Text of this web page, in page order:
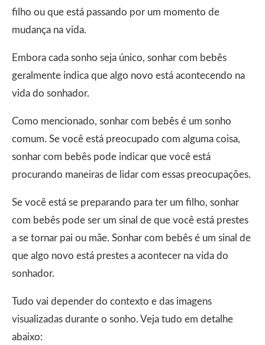
filho ou que está passando por um momento de
mudança na vida.
Embora cada sonho seja único, sonhar com bebês
geralmente indica que algo novo está acontecendo na
vida do sonhador.
Como mencionado, sonhar com bebês é um sonho
comum. Se você está preocupado com alguma coisa,
sonhar com bebês pode indicar que você está
procurando maneiras de lidar com essas preocupações.
Se você está se preparando para ter um filho, sonhar
com bebês pode ser um sinal de que você está prestes
a se tornar pai ou mãe. Sonhar com bebês é um sinal de
que algo novo está prestes a acontecer na vida do
sonhador.
Tudo vai depender do contexto e das imagens
visualizadas durante o sonho. Veja tudo em detalhe
abaixo: